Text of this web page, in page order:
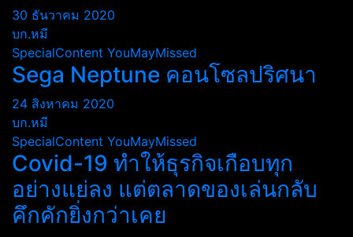
30 ธันวาคม 2020
บก.หมี
SpecialContent YouMayMissed
Sega Neptune คอนโซลปริศนา
24 สิงหาคม 2020
บก.หมี
SpecialContent YouMayMissed
Covid-19 ทำให้ธุรกิจเกือบทุก
อย่างแย่ลง แต่ตลาดของเล่นกลับ
คึกคักยิ่งกว่าเคย